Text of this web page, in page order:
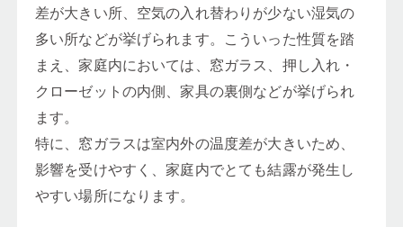
差が大きい所、空気の入れ替わりが少ない湿気の
多い所などが挙げられます。こういった性質を踏
まえ、家庭内においては、窓ガラス、押し入れ・
クローゼットの内側、家具の裏側などが挙げられ
ます。
特に、窓ガラスは室内外の温度差が大きいため、
影響を受けやすく、家庭内でとても結露が発生し
やすい場所になります。